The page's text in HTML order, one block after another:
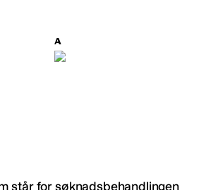
står for søknadsbehandlingen